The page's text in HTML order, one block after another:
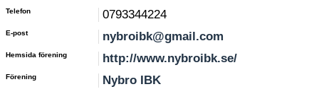
Telefon 0793344224
E-post nybroibk@gmail.com
Hemsida förening http://www.nybroibk.se/
Förening Nybro IBK